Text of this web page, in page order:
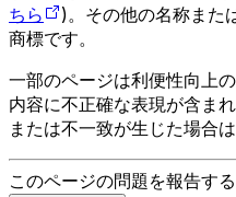
ちら
)。その他の名称また
商標です。
一部のページは利便性向上
内容に不正確な表現が含ま
または不一致が生じた場合
このページの問題を報告する